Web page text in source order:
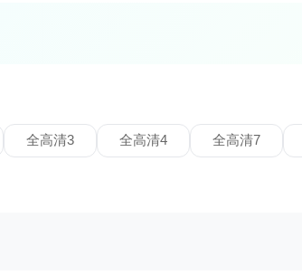
全高清3 全高清4 全高清7